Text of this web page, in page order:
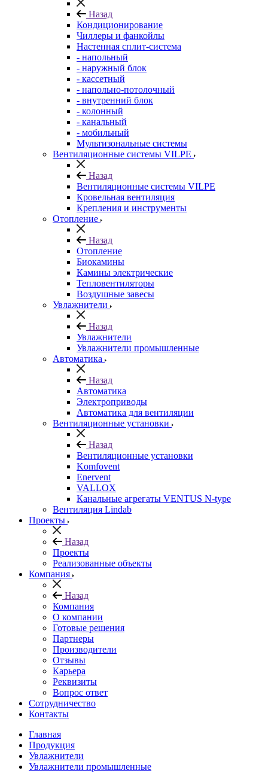
Назад
Кондиционирование
Чиллеры и фанкойлы
Настенная сплит-система
- напольный
- наружный блок
- кассетный
- напольно-потолочный
- внутренний блок
- колонный
- канальный
- мобильный
Мультизональные системы
Вентиляционные системы VILPE
Назад
Вентиляционные системы VILPE
Кровельная вентиляция
Крепления и инструменты
Отопление
Назад
Отопление
Биокамины
Камины электрические
Тепловентиляторы
Воздушные завесы
Увлажнители
Назад
Увлажнители
Увлажнители промышленные
Автоматика
Назад
Автоматика
Электроприводы
Автоматика для вентиляции
Вентиляционные установки
Назад
Вентиляционные установки
Komfovent
Enervent
VALLOX
Канальные агрегаты VENTUS N-type
Вентиляция Lindab
Проекты
Назад
Проекты
Реализованные объекты
Компания
Назад
Компания
О компании
Готовые решения
Партнеры
Производители
Отзывы
Карьера
Реквизиты
Вопрос ответ
Сотрудничество
Контакты
Главная
Продукция
Увлажнители
Увлажнители промышленные